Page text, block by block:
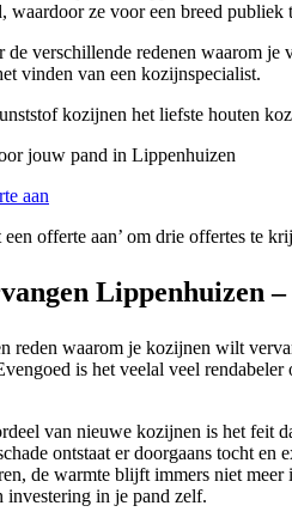
waardoor ze voor een breed
de verschillende redenen waarom
vinden van een kozijnspecialist.
kozijnen het liefste houten
jouw pand in Lippenhuizen
aan
offerte aan’ om drie offertes te
Lippenhuizen
reden waarom je kozijnen wilt
is het veelal veel
van nieuwe kozijnen is het feit
ontstaat er doorgaans tocht
de warmte blijft immers niet
investering in je pand zelf.